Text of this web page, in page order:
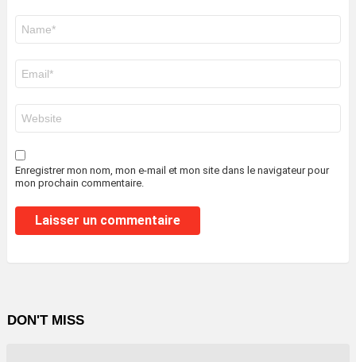
mail
*
web
Enregistrer mon nom, mon e-mail et mon site dans le navigateur pour
mon prochain commentaire.
DON'T MISS